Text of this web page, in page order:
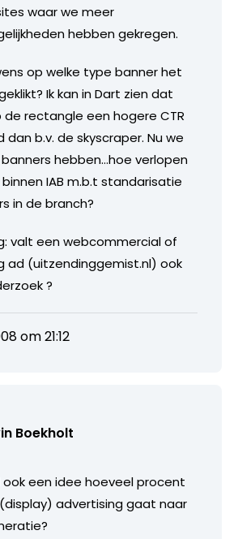
waar we meer
hebben gekregen.
op welke type banner het
Ik kan in Dart zien dat
rectangle een hogere CTR
b.v. de skyscraper. Nu we
hebben…hoe verlopen
IAB m.b.t standarisatie
in de branch?
valt een webcommercial of
ad (uitzendinggemist.nl) ook
?
om 21:12
Boekholt
een idee hoeveel procent
advertising gaat naar